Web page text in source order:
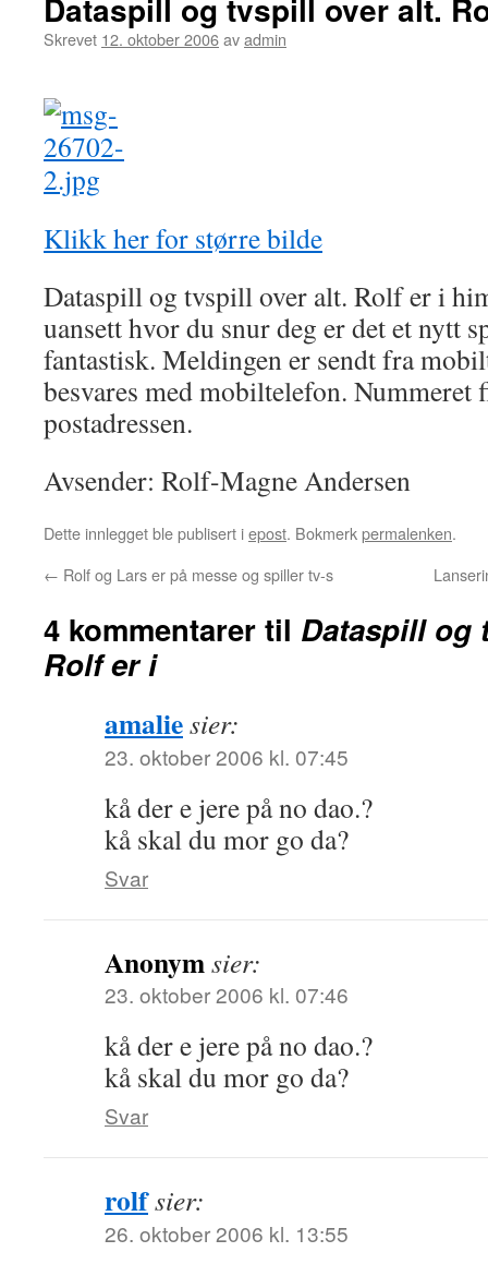
Dataspill og tvspill over alt.
Skrevet 12. oktober 2006avadmin
Klikk her for større bilde
Dataspill og tvspill over alt. Rolf er i
uansett hvor du snur deg er det et nytt
fantastisk. Meldingen er sendt fra
besvares med mobiltelefon. Nummeret
postadressen.
Avsender: Rolf-Magne Andersen
Dette innlegget ble publisert iepost. Bokmerkpermalenken.
← Rolf og Lars er på messe og spiller tv-s
4 kommentarer til Dataspill og
Rolf er i
amaliesier:
23. oktober 2006 kl. 07:45
kå der e jere på no dao.?
kå skal du mor go da?
Svar
Anonymsier:
23. oktober 2006 kl. 07:46
kå der e jere på no dao.?
kå skal du mor go da?
Svar
rolfsier:
26. oktober 2006 kl. 13:55